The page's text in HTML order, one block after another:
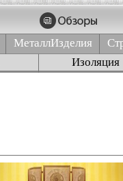
МеталлИзделия
Изоляция